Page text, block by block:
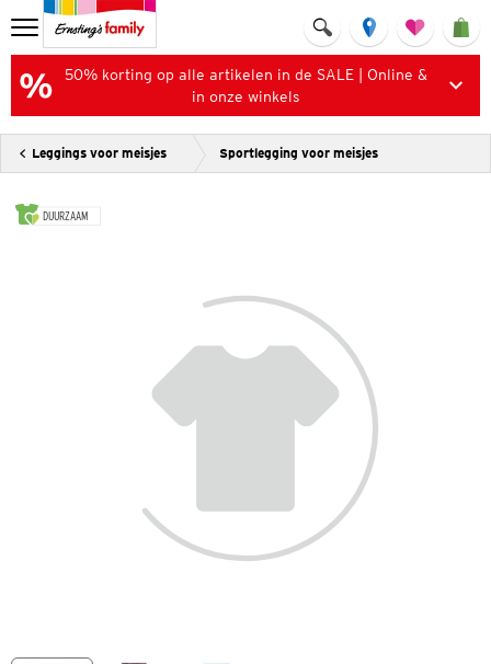
50% korting op alle artikelen in de SALE | Online &
in onze winkels
Leggings voor meisjes Sportlegging voor meisjes
DUURZAAM